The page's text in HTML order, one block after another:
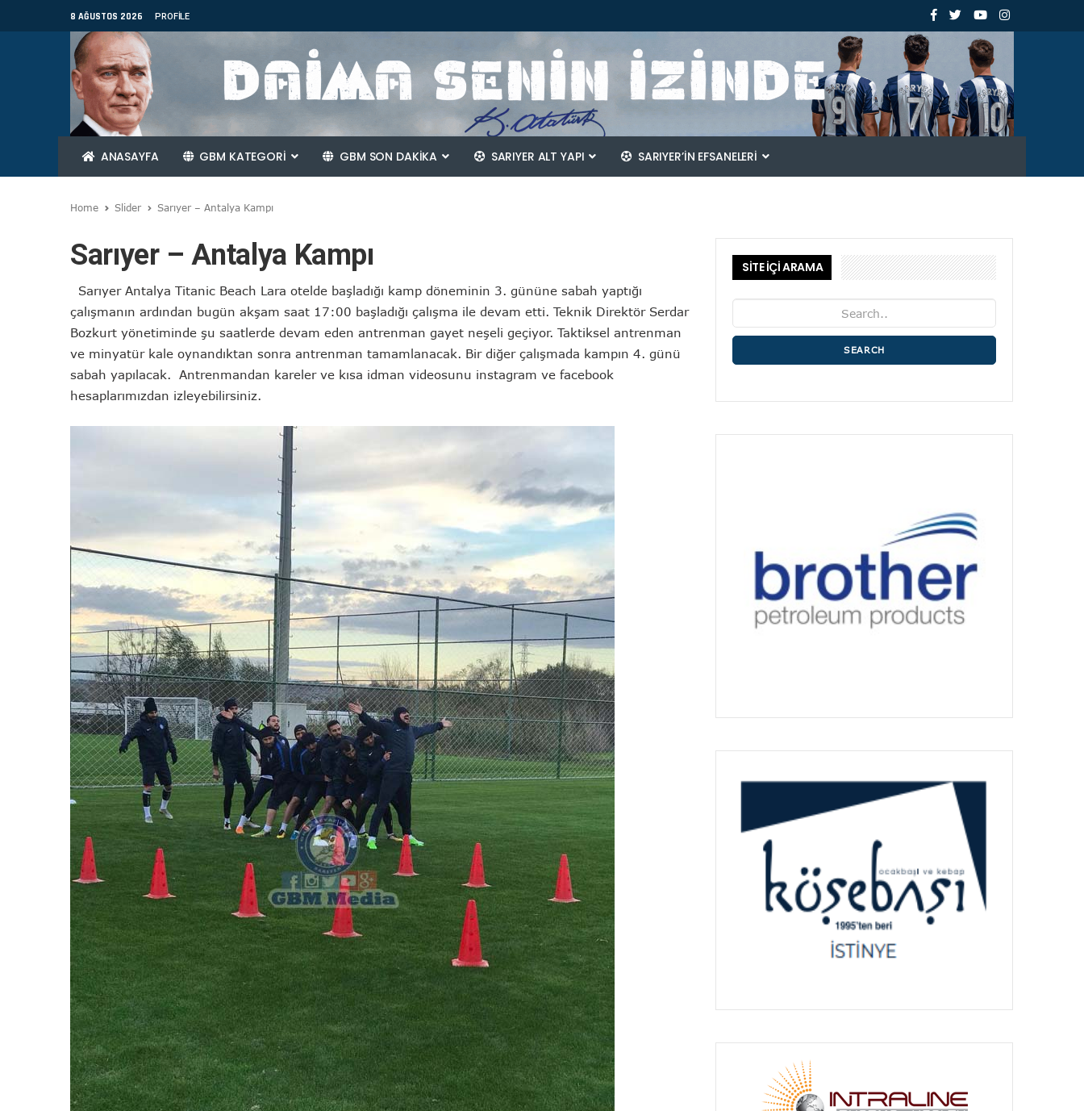
8 AĞUSTOS 2026 PROFILE
ANASAYFA GBM KATEGORİ GBM SON DAKİKA SARIYER ALT YAPI SARIYER’IN EFSANELERI
Home Slider Sarıyer – Antalya Kampı
Sarıyer – Antalya Kampı
Sarıyer Antalya Titanic Beach Lara otelde başladığı kamp döneminin 3. gününe sabah yaptığı
çalışmanın ardından bugün akşam saat 17:00 başladığı çalışma ile devam etti. Teknik Direktör Serdar
Bozkurt yönetiminde şu saatlerde devam eden antrenman gayet neşeli geçiyor. Taktiksel antrenman
ve minyatür kale oynandıktan sonra antrenman tamamlanacak. Bir diğer çalışmada kampın 4. günü
sabah yapılacak. Antrenmandan kareler ve kısa idman videosunu instagram ve facebook
hesaplarımızdan izleyebilirsiniz.
SİTE İÇİ ARAMA
SEARCH